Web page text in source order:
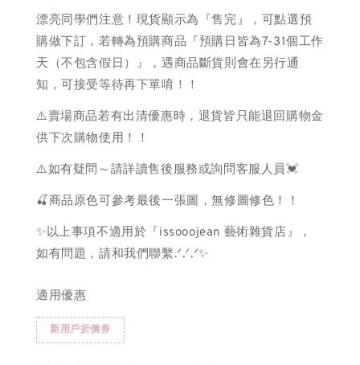
漂亮同學們注意！現貨顯示為『售完』，可點選預
購做下訂，若轉為預購商品『預購日皆為7-31個工作
天（不包含假日）』，遇商品斷貨則會在另行通
知，可接受等待再下單唷！！
⚠️賣場商品若有出清優惠時，退貨皆只能退回購物金
供下次購物使用！！
⚠️如有疑問～請詳讀售後服務或詢問客服人員💓
🍒商品原色可參考最後一張圖，無修圖修色！！
✨以上事項不適用於『issooojean 藝術雜貨店』，
如有問題，請和我們聯繫.ᐟ.ᐟ.ᐟ✨
適用優惠
新用戶折價券